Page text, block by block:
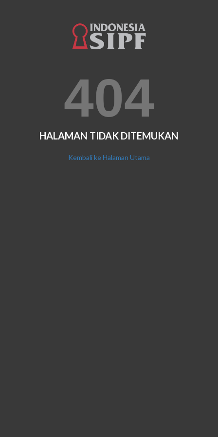
404
HALAMAN TIDAK DITEMUKAN
Kembali ke Halaman Utama